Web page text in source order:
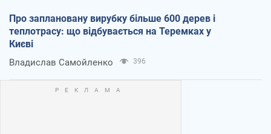
Про заплановану вирубку більше 600 дерев і
теплотрасу: що відбувається на Теремках у
Києві
Владислав Самойленко 396